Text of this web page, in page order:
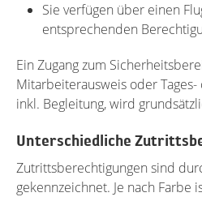
Sie verfügen über einen
entsprechenden
Ein Zugang zum
Mitarbeiterausweis oder
inkl. Begleitung, wird
Unterschiedliche
Zutrittsberechtigungen sind
gekennzeichnet. Je nach Farbe